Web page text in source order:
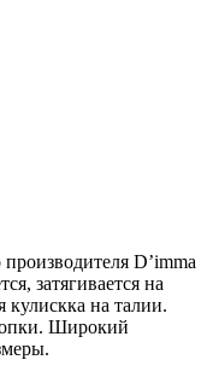
D’imma
затягивается на
кулискка на талии.
Широкий